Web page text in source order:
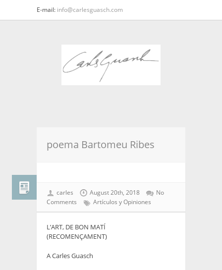
E-mail: info@carlesguasch.com
poema Bartomeu Ribes
carles August 20th, 2018
No
Comments
Artículos y Opiniones
L’ART, DE BON MATÍ
(RECOMENÇAMENT)
A Carles Guasch